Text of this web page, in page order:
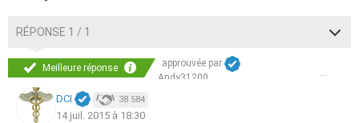
RÉPONSE 1 / 1
Meilleure réponse
approuvée par
Andy31200
DCI 38 584
14 juil. 2015 à 18:30